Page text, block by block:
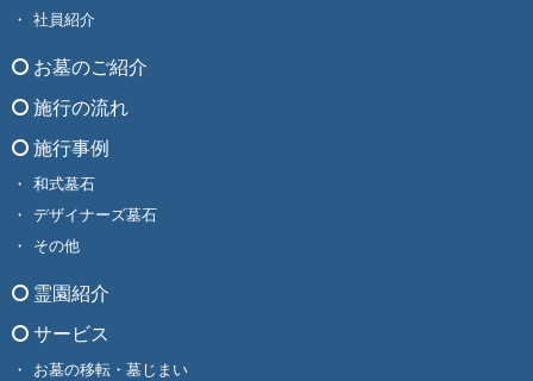
社員紹介
お墓のご紹介
施行の流れ
施行事例
和式墓石
デザイナーズ墓石
その他
霊園紹介
サービス
お墓の移転・墓じまい